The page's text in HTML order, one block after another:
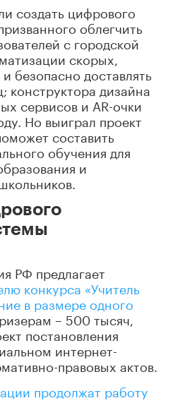
создать цифрового
облегчить
с городской
скорых,
безопасно доставлять
конструктора дизайна
сервисов и AR-очки
Но выиграл проект
составить
обучения для
и
РФ предлагает
конкурса «Учитель
в размере одного
– 500 тысяч,
постановления
интернет-
правовых актов.
продолжат работу